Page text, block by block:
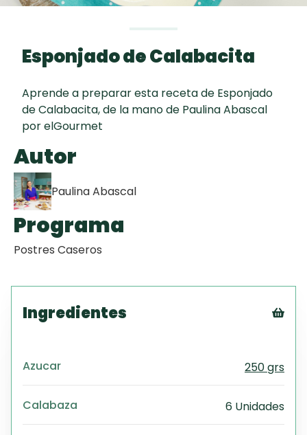
Chispas de
Chocolate
Red Velvet
Cake
Esponjado de Calabacita
Aprende a preparar esta receta de Esponjado
de Calabacita, de la mano de Paulina Abascal
por elGourmet
Autor
Paulina Abascal
Programa
Postres Caseros
Ingredientes
Azucar 250 grs
Calabaza 6 Unidades